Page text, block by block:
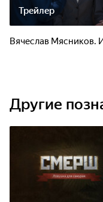
Трейлер
Вячеслав Мясников.
Другие